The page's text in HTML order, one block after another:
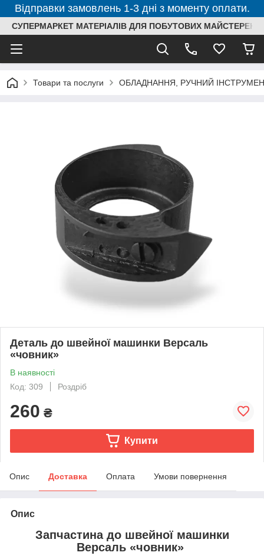
Відправки замовлень 1-3 дні з моменту оплати.
СУПЕРМАРКЕТ МАТЕРІАЛІВ ДЛЯ ПОБУТОВИХ МАЙСТЕРЕНЬ
Товари та послуги ОБЛАДНАННЯ, РУЧНИЙ
Деталь до швейної машинки Версаль
«човник»
В наявності
Код: 309
Роздріб
260 ₴
Купити
Опис Доставка Оплата Умови повернення
Опис
Запчастина до швейної машинки
Версаль «човник»